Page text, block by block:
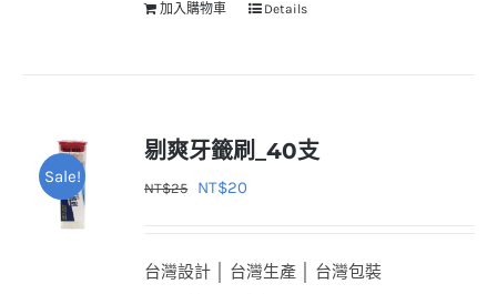
加入購物車 Details
Sale!
剔爽牙籤刷_40支
NT$25
原
格：
NT$20
格：
台灣設計 │ 台灣生產 │ 台灣包裝